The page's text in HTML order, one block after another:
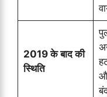
2019 के बाद की
स्थिति